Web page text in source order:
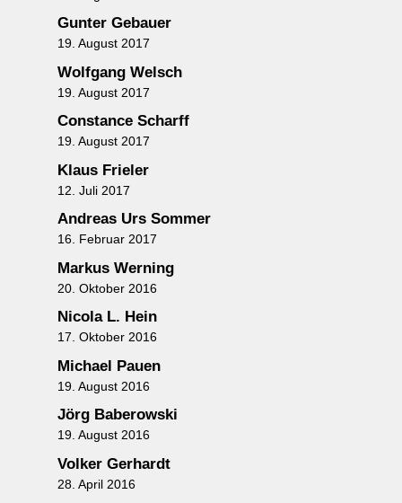
Gunter Gebauer
19. August 2017
Wolfgang Welsch
19. August 2017
Constance Scharff
19. August 2017
Klaus Frieler
12. Juli 2017
Andreas Urs Sommer
16. Februar 2017
Markus Werning
20. Oktober 2016
Nicola L. Hein
17. Oktober 2016
Michael Pauen
19. August 2016
Jörg Baberowski
19. August 2016
Volker Gerhardt
28. April 2016